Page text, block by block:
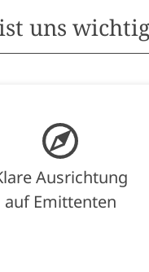
uns wichtig
Ausrichtung
auf Emittenten